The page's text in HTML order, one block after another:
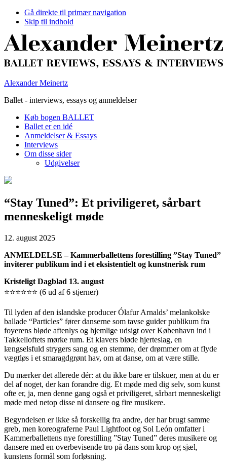
Gå direkte til primær navigation
Skip til indhold
Alexander Meinertz
Ballet - interviews, essays og anmeldelser
Køb bogen BALLET
Ballet er en idé
Anmeldelser & Essays
Interviews
Om disse sider
Udgivelser
“Stay Tuned”: Et priviligeret, sårbart
menneskeligt møde
12. august 2025
ANMELDELSE – Kammerballettens forestilling ”Stay Tuned”
inviterer publikum ind i et eksistentielt og kunstnerisk rum
Kristeligt Dagblad 13. august
⭐⭐⭐⭐⭐⭐ (6 ud af 6 stjerner)
Til lyden af den islandske producer Ólafur Arnalds’ melankolske
ballade “Particles” fører danserne som tavse guider publikum fra
foyerens bløde aftenlys og hjemlige udsigt over København ind i
Takkelloftets mørke rum. Et klavers bløde hjerteslag, en
længselsfuld strygers sang og en stemme, der drømmer om at flyde
vægtløs i et smaragdgrønt hav, om at danse, om at være stille.
Du mærker det allerede dér: at du ikke bare er tilskuer, men at du er
del af noget, der kan forandre dig. Et møde med dig selv, som kunst
ofte er, ja, men denne gang også et priviligeret, sårbart menneskeligt
møde med netop disse ni dansere og fire musikere.
Begyndelsen er ikke så forskellig fra andre, der har brugt samme
greb, men koreograferne Paul Lightfoot og Sol León omfatter i
Kammerballettens nye forestilling ”Stay Tuned” deres musikere og
dansere med en overbevisende tro på dans som krop og sjæl,
kunstens formål som forløsning.